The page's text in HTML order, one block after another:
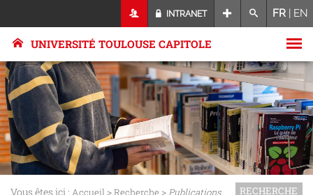
INTRANET FR | EN
UNIVERSITÉ TOULOUSE CAPITOLE
Vous êtes ici : Accueil >Recherche >Publications RECHERCHE